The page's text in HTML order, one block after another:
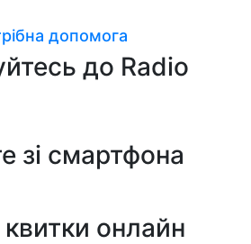
допомога
до Radio
зі смартфона
онлайн